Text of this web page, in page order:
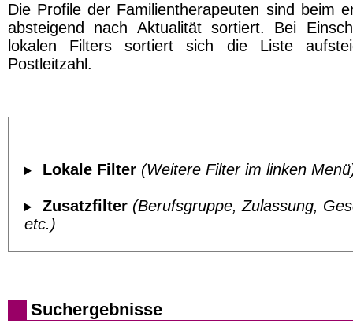
Die Profile der Familientherapeuten sind beim
absteigend nach Aktualität sortiert. Bei
lokalen Filters sortiert sich die Liste
Postleitzahl.
Lokale Filter (Weitere Filter im linken
Zusatzfilter (Berufsgruppe, Zulassung,
etc.)
Suchergebnisse